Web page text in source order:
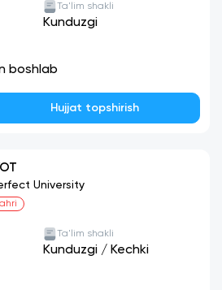
Ta'lim shakli
Kunduzgi
boshlab
Hujjat topshirish
University
Ta'lim shakli
Kunduzgi / Kechki